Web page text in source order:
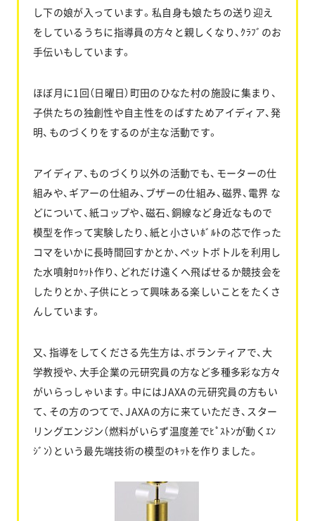
し下の娘が入っています。私自身も娘たちの送り迎え
をしているうちに指導員の方々と親しくなり、ｸﾗﾌﾞのお
手伝いもしています。
ほぼ月に1回（日曜日）町田のひなた村の施設に集まり、
子供たちの独創性や自主性をのばすためアイディア、発
明、ものづくりをするのが主な活動です。
アイディア、ものづくり以外の活動でも、モーターの仕
組みや、ギアーの仕組み、ブザーの仕組み、磁界、電界 な
どについて、紙コップや、磁石、銅線など身近なもので
模型を作って実験したり、紙と小さいﾎﾞﾙﾄの芯で作った
コマをいかに長時間回すかとか、ペットボトルを利用し
た水噴射ﾛｹｯﾄ作り、どれだけ遠くへ飛ばせるか競技会を
したりとか、子供にとって興味ある楽しいことをたくさ
んしています。
又、指導をしてくださる先生方は、ボランティアで、大
学教授や、大手企業の元研究員の方など多種多彩な方々
がいらっしゃいます。中にはJAXAの元研究員の方もい
て、その方のつてで、JAXAの方に来ていただき、スター
リングエンジン（燃料がいらず温度差でﾋﾟｽﾄﾝが動くｴﾝ
ｼﾞﾝ）という最先端技術の模型のｷｯﾄを作りました。